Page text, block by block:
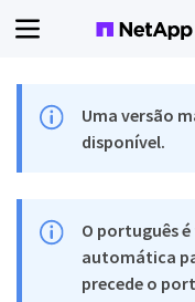
Uma versão
disponível.
O português
automática
precede o